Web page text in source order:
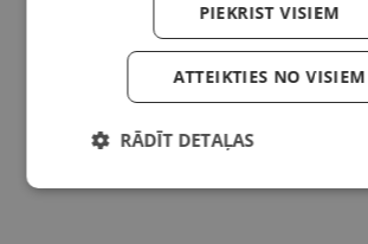
PIEKRIST VISIEM
ATTEIKTIES NO VISIEM
RĀDĪT DETAĻAS